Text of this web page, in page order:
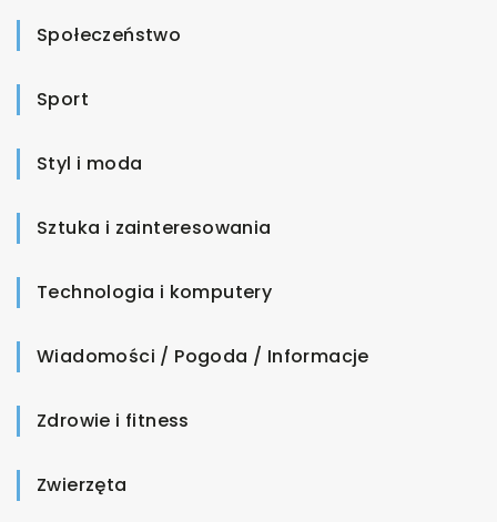
Społeczeństwo
Sport
Styl i moda
Sztuka i zainteresowania
Technologia i komputery
Wiadomości / Pogoda / Informacje
Zdrowie i fitness
Zwierzęta